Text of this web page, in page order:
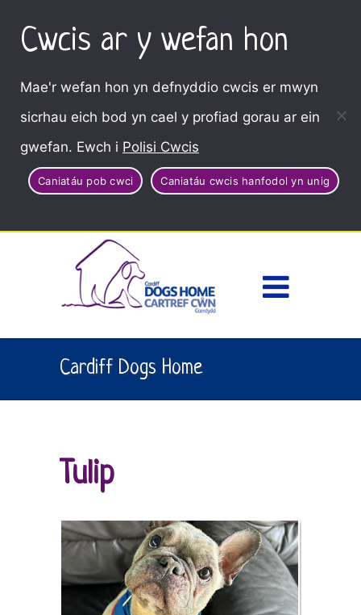
Cwcis ar y wefan hon
Mae'r wefan hon yn defnyddio cwcis er mwyn
sicrhau eich bod yn cael y profiad gorau ar ein
gwefan. Ewch i Polisi Cwcis
Caniatáu pob cwci Caniatáu cwcis hanfodol yn unig
Cardiff Dogs Home
Tulip